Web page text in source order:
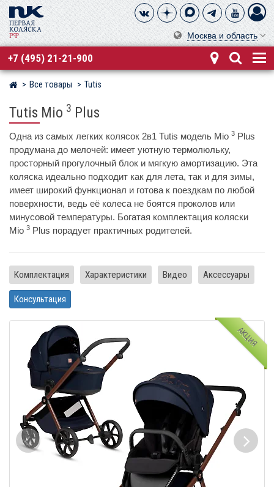
Москва и область
+7 (495) 21-21-900
Магазин детских колясок
Все товары Tutis
Tutis Mio 3 Plus
Одна из самых легких колясок 2в1 Tutis модель Mio 3 Plus
продумана до мелочей: имеет уютную термолюльку,
просторный прогулочный блок и мягкую амортизацию. Эта
коляска идеально подходит как для лета, так и для зимы,
имеет широкий функционал и готова к поездкам по любой
поверхности, ведь её колеса не боятся проколов или
минусовой температуры. Богатая комплектация коляски
Mio 3 Plus порадует практичных родителей.
Комплектация Характеристики Видео Аксессуары
Консультация
АКЦИЯ